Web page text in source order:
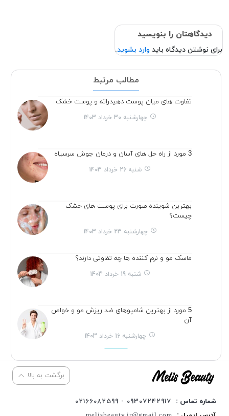
دیدگاهتان را بنویسید
برای نوشتن دیدگاه باید وارد بشوید.
مطالب مرتبط
تفاوت های میان پوست دهیدراته و پوست خشک
چهارشنبه 30 خرداد 1403
3 مورد از راه حل های آسان و درمان جوش سرسیاه
شنبه 26 خرداد 1403
بهترین شوینده صورت برای پوست های خشک
چیست؟
چهارشنبه 23 خرداد 1403
ماسک مو و نرم کننده ها چه تفاوتی دارند؟
شنبه 19 خرداد 1403
5 مورد از بهترین شامپوهای ضد ریزش مو و خواص
آن
چهارشنبه 16 خرداد 1403
برگشت به بالا
شماره تماس :
09307242917 - 02166082599